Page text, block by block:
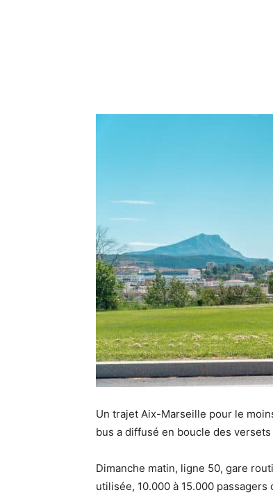
Un trajet Aix-Marseille pour le
bus a diffusé en boucle des
Dimanche matin, ligne 50, gare
utilisée, 10.000 à 15.000